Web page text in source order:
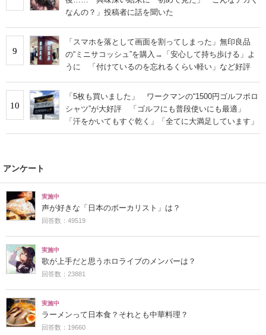
なんの？」投稿者に話を聞いた
9
「スマホを落として画面を割ってしまった」無印良品
の“ミニサコッシュ”を購入→「安心して持ち歩ける」よ
うに 「付けているのを忘れるくらい軽い」など好評
10
「5枚も買いました」 ワークマンの“1500円ゴルフポロ
シャツ”が大好評 「ゴルフにも普段使いにも最適」
「汗をかいてもすぐ乾く」「全てに大満足しています」
アンケート
実施中
声が好きな「日本のボーカリスト」は？
回答数：49519
実施中
歌が上手だと思うホロライブのメンバーは？
回答数：23881
実施中
ラーメンって日本食？それとも中華料理？
回答数：19660